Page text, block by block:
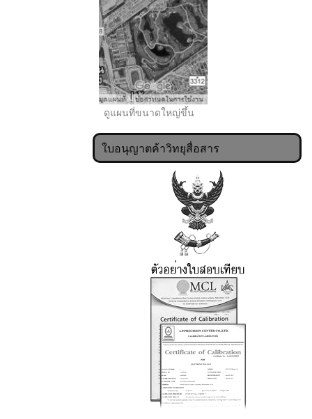
ดูแผนที่ขนาดใหญ่ขึ้น
ใบอนุญาตค้าวิทยุสื่อสาร